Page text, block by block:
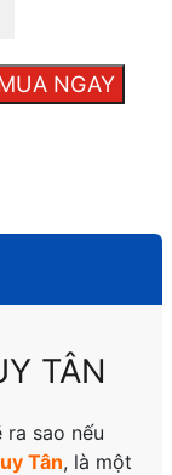
NGAY
TÂN
sao nếu
Tân, là một